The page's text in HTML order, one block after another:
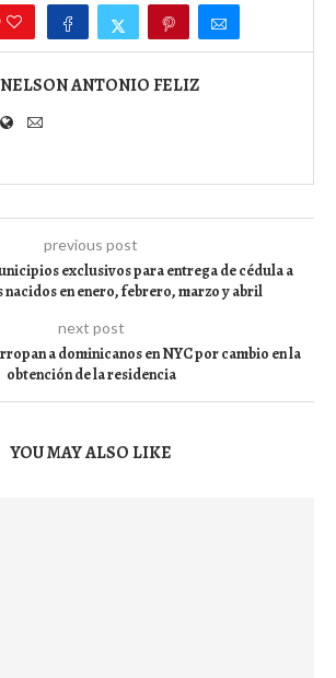
NELSON ANTONIO FELIZ
previous post
exclusivos para entrega de cédula a
nacidos en enero, febrero, marzo y abril
next post
a dominicanos en NYC por cambio en la
obtención de la residencia
YOU MAY ALSO LIKE